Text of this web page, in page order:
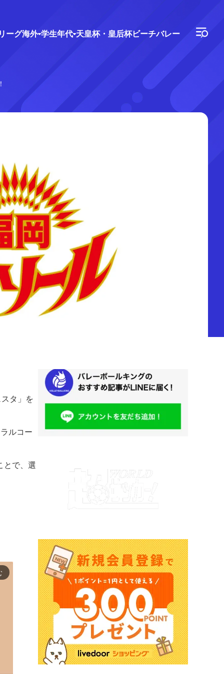
ーグ海外 学生年代 天皇杯・皇后杯ビーチバレー
タ」を
ルコー
とで、選